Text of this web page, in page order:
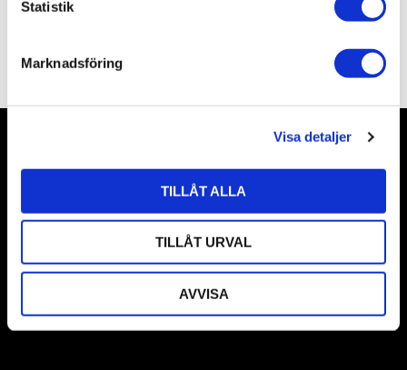
Statistik
Marknadsföring
Visa detaljer
TILLÅT ALLA
TILLÅT URVAL
AVVISA
Nyhetsbrev
Prenumerera
Dina personuppgifter behandlas i enlighet med vår